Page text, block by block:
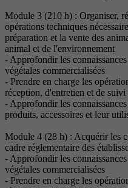
Module 3 (210 h) : Organiser,
opérations techniques
préparation et la vente des
animal et de l'environnement
- Approfondir les
végétales commercialisées
- Prendre en charge les
réception, d'entretien et de suivi
- Approfondir les
produits, accessoires et leur
Module 4 (28 h) : Acquérir les
cadre réglementaire des
- Approfondir les
végétales commercialisées
- Prendre en charge les